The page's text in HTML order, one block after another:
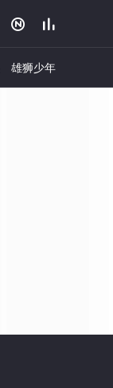
 
雄狮少年